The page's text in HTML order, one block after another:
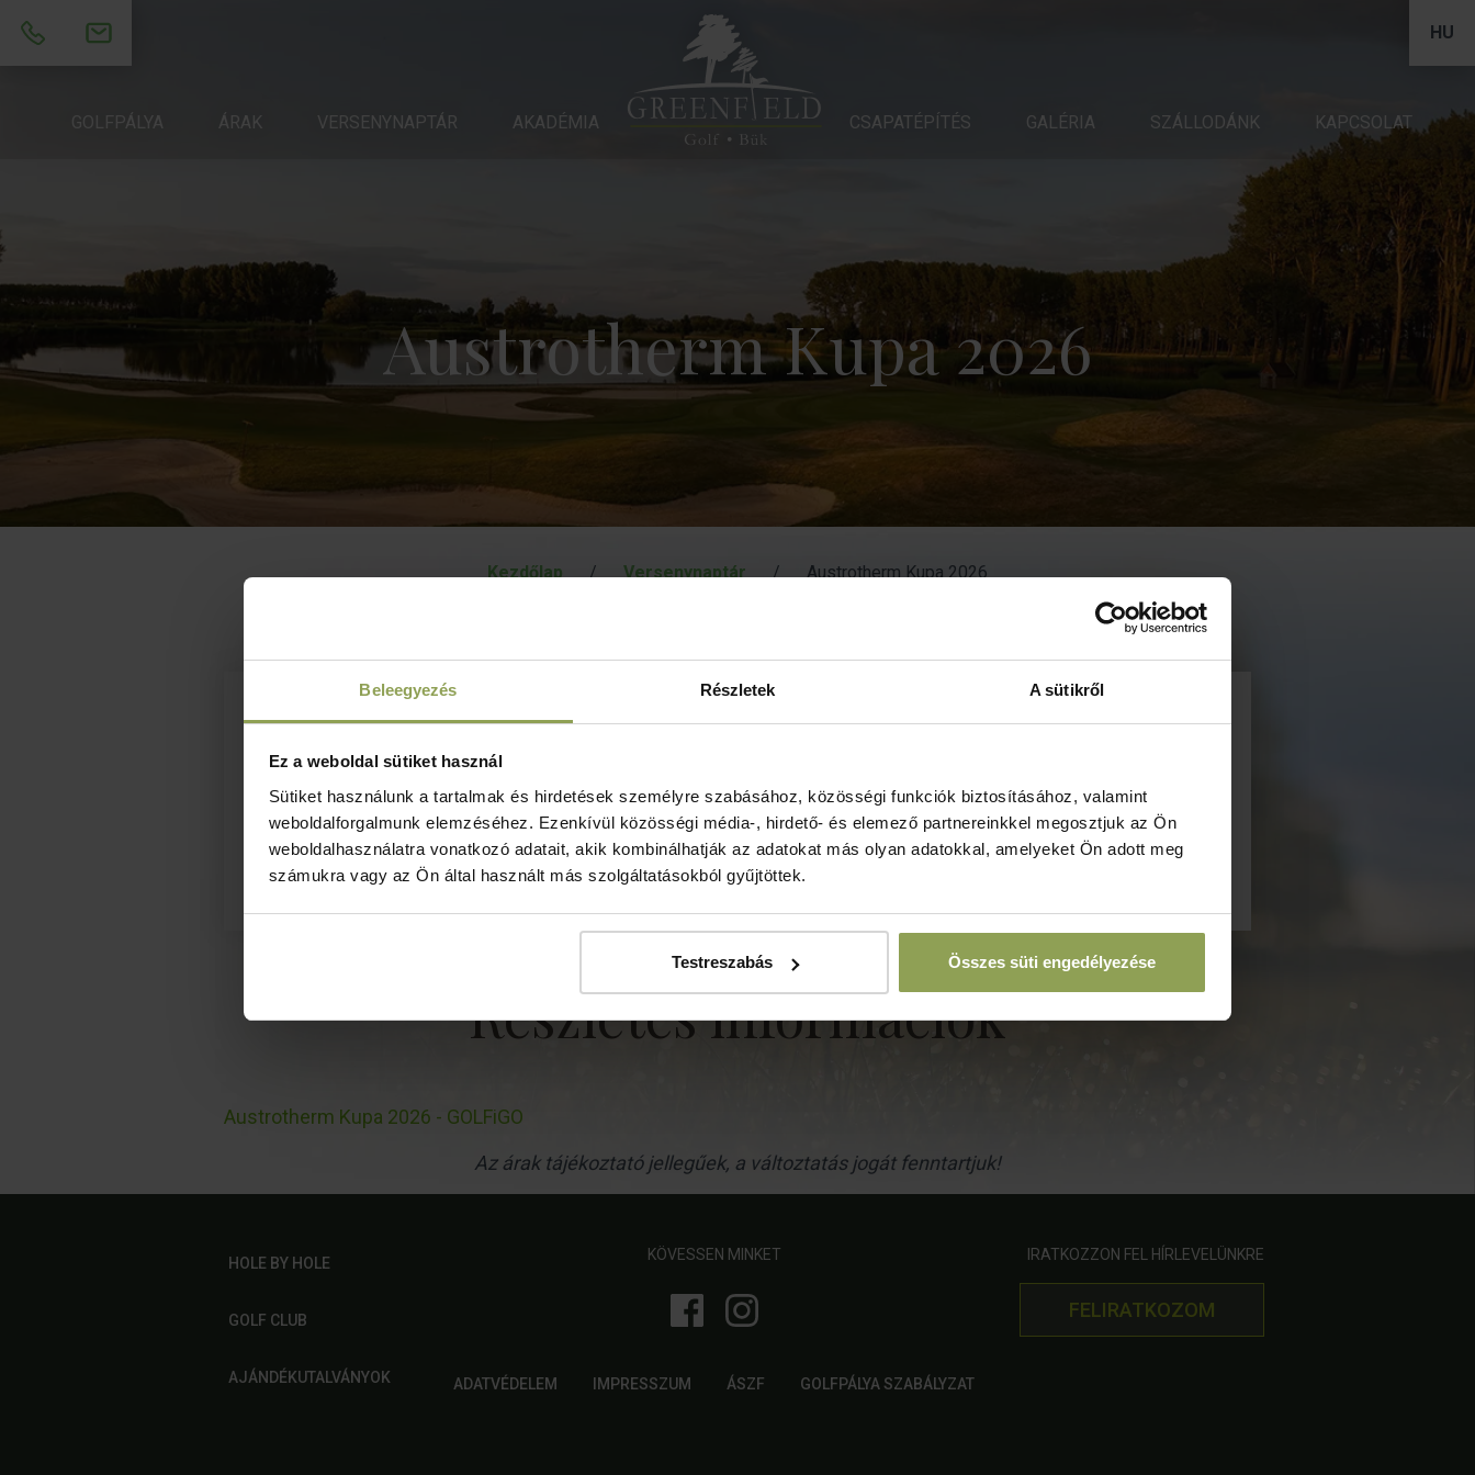
Beleegyezés Részletek A sütikről
Ez a weboldal sütiket használ
Sütiket használunk a tartalmak és hirdetések személyre szabásához, közösségi funkciók biztosításához, valamint
weboldalforgalmunk elemzéséhez. Ezenkívül közösségi média-, hirdető- és elemező partnereinkkel megosztjuk az Ön
weboldalhasználatra vonatkozó adatait, akik kombinálhatják az adatokat más olyan adatokkal, amelyeket Ön adott meg
számukra vagy az Ön által használt más szolgáltatásokból gyűjtöttek.
Testreszabás Összes süti engedélyezése
HU
GOLFPÁLYA ÁRAK VERSENYNAPTÁR AKADÉMIA CSAPATÉPÍTÉS GALÉRIA SZÁLLODÁNK KAPCSOLAT
ÁRAK VERSENYNAPTÁR AKADÉMIA CSAPATÉPÍTÉS GALÉRIA SZÁLLODÁNK KAPCSOLAT
Austrotherm Kupa 2026
Kezdőlap / Versenynaptár / Austrotherm Kupa 2026
Verseny
időpontja
2026. 10. 24.
Verseny
formája
Jelentkezési
határidő
Részletes információk
Austrotherm Kupa 2026 - GOLFiGO
Az árak tájékoztató jellegűek, a változtatás jogát fenntartjuk!
HOLE BY HOLE
GOLF CLUB
AJÁNDÉKUTALVÁNYOK
KÖVESSEN MINKET
ADATVÉDELEM IMPRESSZUM ÁSZF GOLFPÁLYA SZABÁLYZAT
IRATKOZZON FEL HÍRLEVELÜNKRE
FELIRATKOZOM